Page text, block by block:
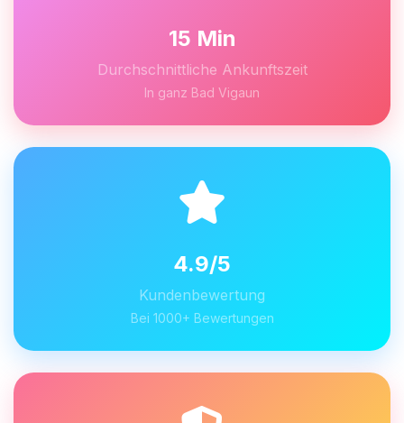
15 Min
Durchschnittliche Ankunftszeit
In ganz Bad Vigaun
4.9/5
Kundenbewertung
Bei 1000+ Bewertungen